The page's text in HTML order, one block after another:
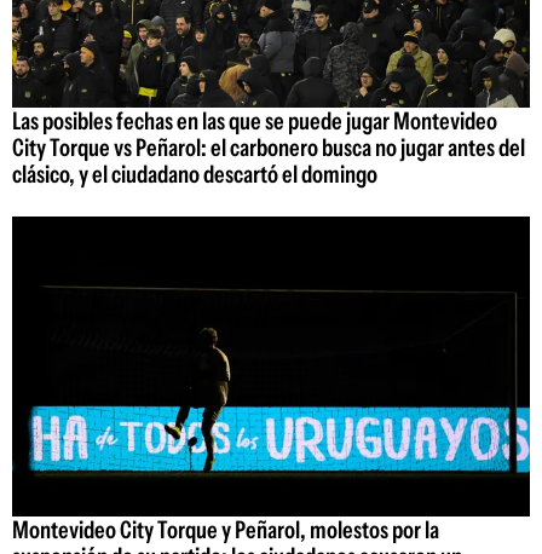
Las posibles fechas en las que se puede jugar Montevideo
City Torque vs Peñarol: el carbonero busca no jugar antes del
clásico, y el ciudadano descartó el domingo
Montevideo City Torque y Peñarol, molestos por la